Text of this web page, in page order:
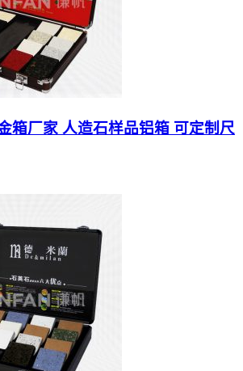
箱厂家 人造石样品铝箱 可定制尺